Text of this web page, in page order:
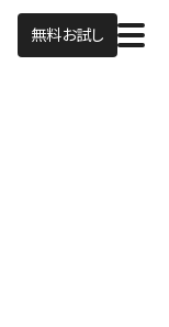
無料お試し